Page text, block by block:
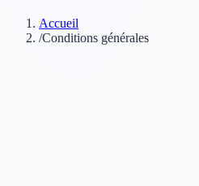
Accueil
/Conditions générales